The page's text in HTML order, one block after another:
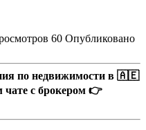
60 Опубликовано
по недвижимости в 🇦🇪
с брокером 👉